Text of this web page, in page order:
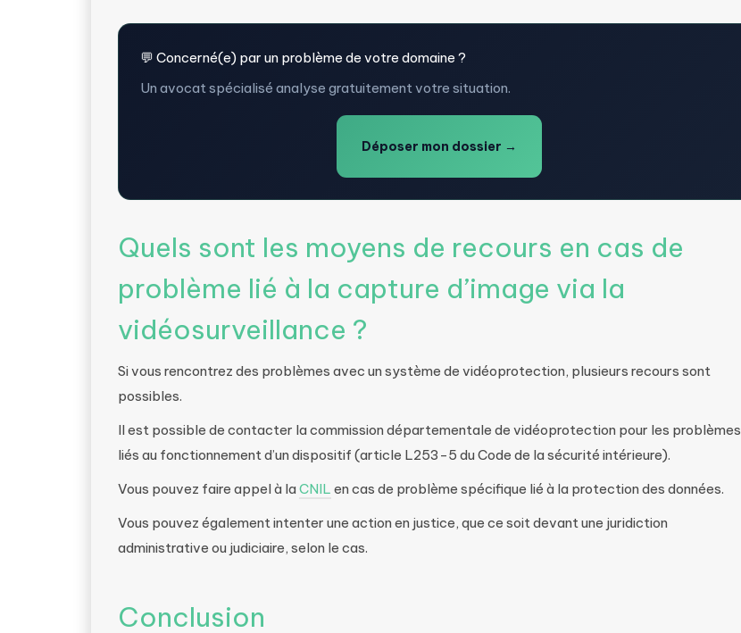
💬 Concerné(e) par un problème de votre domaine ?
Un avocat spécialisé analyse gratuitement votre situation.
Déposer mon dossier →
Quels sont les moyens de recours en cas de
problème lié à la capture d’image via la
vidéosurveillance ?
Si vous rencontrez des problèmes avec un système de vidéoprotection, plusieurs recours sont
possibles.
Il est possible de contacter la commission départementale de vidéoprotection pour les problèmes
liés au fonctionnement d’un dispositif (article L253-5 du Code de la sécurité intérieure).
Vous pouvez faire appel à la CNIL en cas de problème spécifique lié à la protection des données.
Vous pouvez également intenter une action en justice, que ce soit devant une juridiction
administrative ou judiciaire, selon le cas.
Conclusion